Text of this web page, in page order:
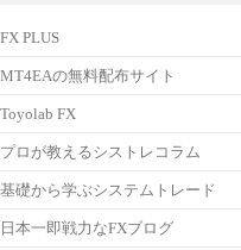
FX PLUS
MT4EAの無料配布サイト
Toyolab FX
プロが教えるシストレコラム
基礎から学ぶシステムトレード
日本一即戦力なFXブログ